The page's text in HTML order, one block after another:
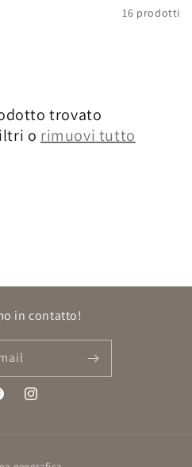
16 prodotti
trovato
o rimuovi tutto
in contatto!
Instagram